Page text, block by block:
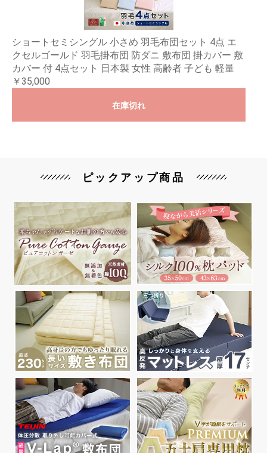
ショートセミシングル 小さめ 羽毛布団セット 4点 エ
クセルゴールド 羽毛掛布団 防ダニ 敷布団 掛カバー 敷
カバー 付 4点セット 日本製 女性 高齢者 子ども 軽量
￥35,000
在庫切れ
ピックアップ商品